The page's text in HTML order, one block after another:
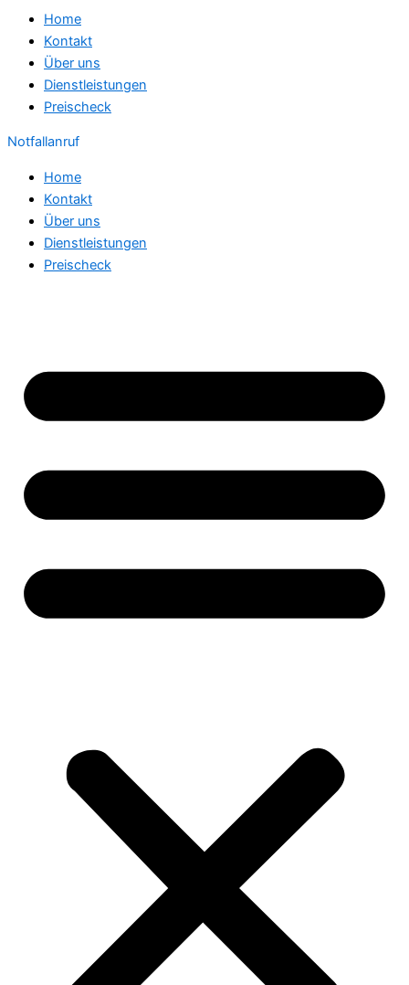
Home
Kontakt
Über uns
Dienstleistungen
Preischeck
Notfallanruf
Home
Kontakt
Über uns
Dienstleistungen
Preischeck